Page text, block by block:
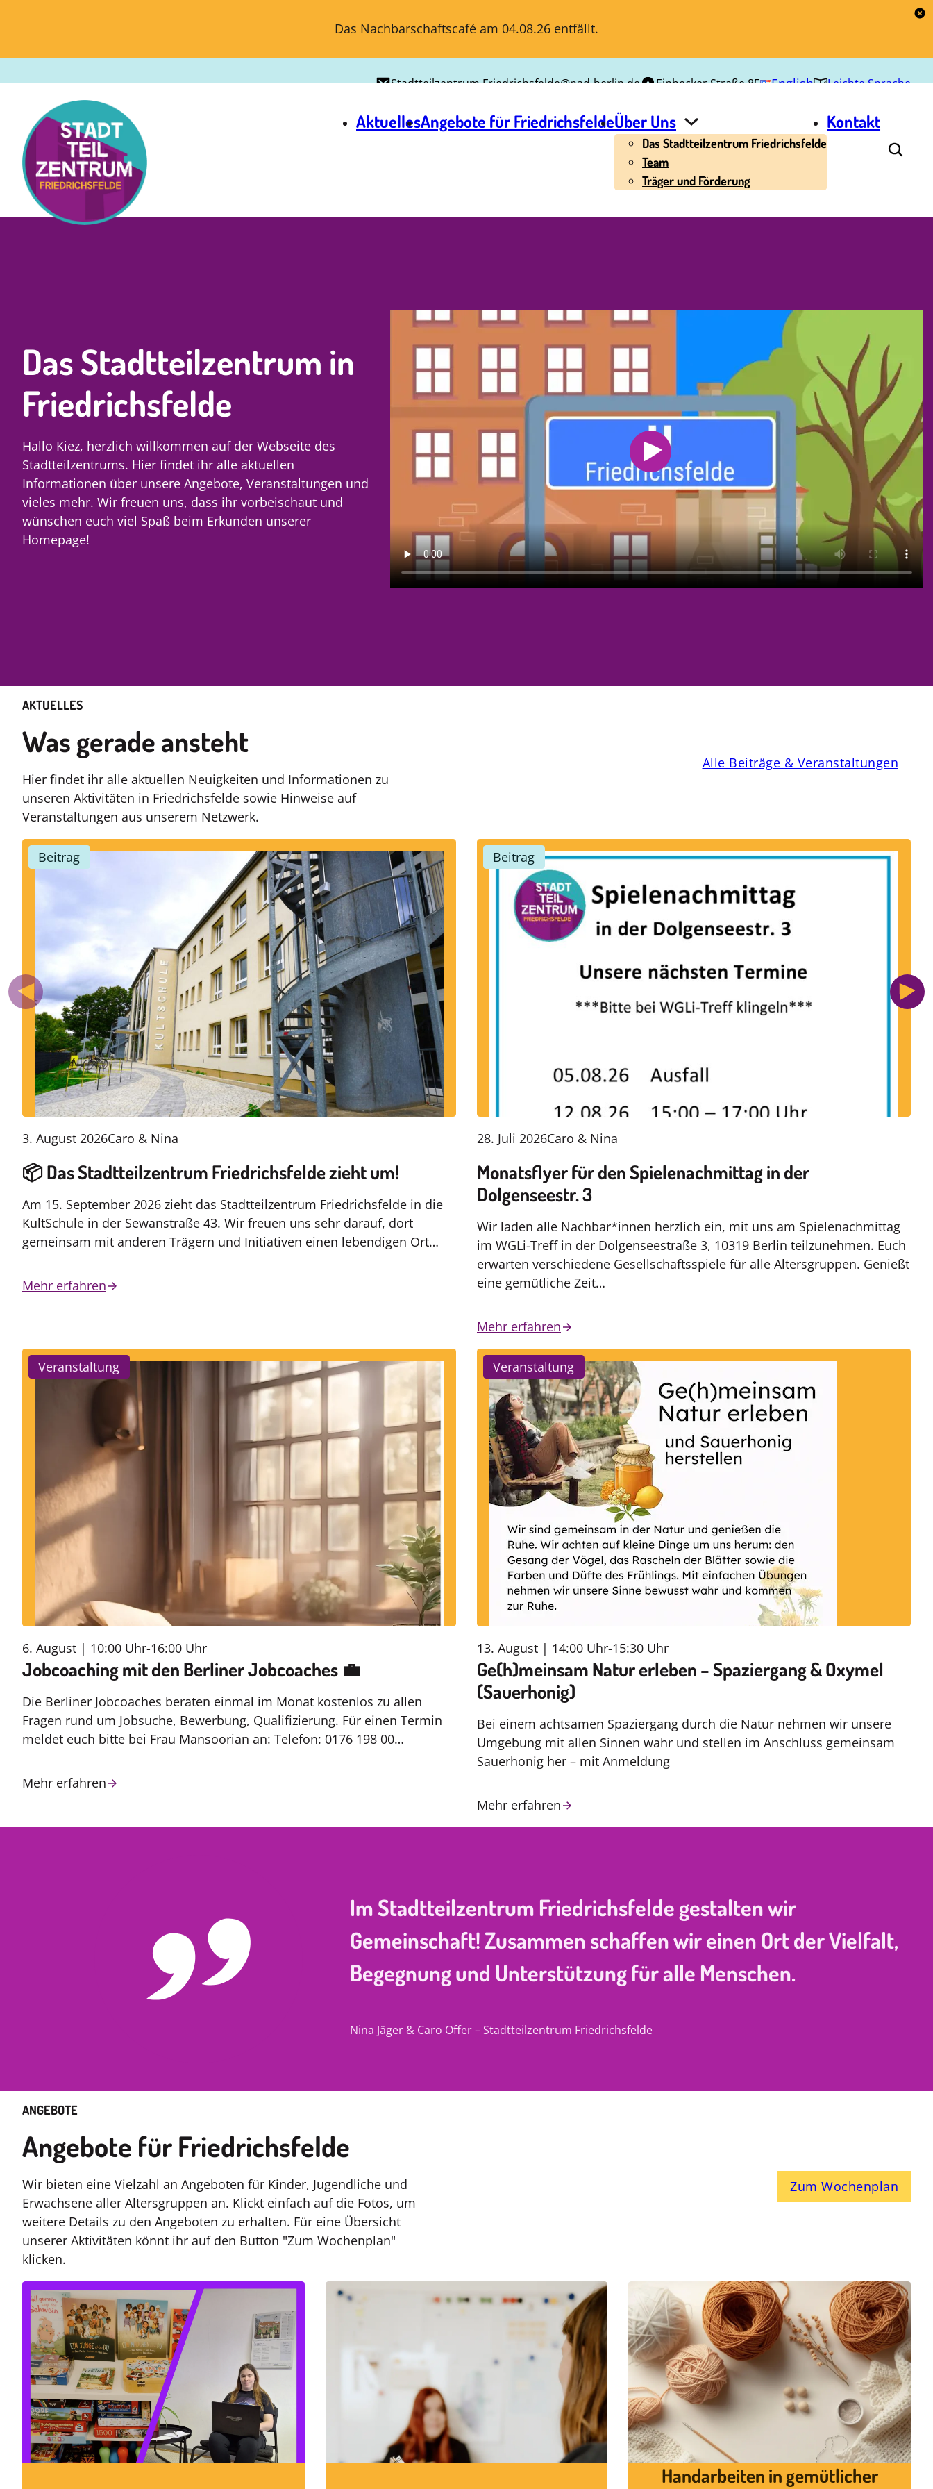
Das Nachbarschaftscafé am 04.08.26 entfällt.
Stadtteilzentrum.Friedrichsfelde@pad-berlin.de Einbecker Straße 85 English Leichte Sprache
AktuellesAngebote für FriedrichsfeldeÜber Uns
Das Stadtteilzentrum Friedrichsfelde
Team
Träger und Förderung
Kontakt
Das Stadtteilzentrum in
Friedrichsfelde
Hallo Kiez, herzlich willkommen auf der Webseite des
Stadtteilzentrums. Hier findet ihr alle aktuellen
Informationen über unsere Angebote, Veranstaltungen und
vieles mehr. Wir freuen uns, dass ihr vorbeischaut und
wünschen euch viel Spaß beim Erkunden unserer
Homepage!
Was gerade ansteht
AKTUELLES
Hier findet ihr alle aktuellen Neuigkeiten und Informationen zu
unseren Aktivitäten in Friedrichsfelde sowie Hinweise auf
Veranstaltungen aus unserem Netzwerk.
Alle Beiträge & Veranstaltungen
3. August 2026Caro & Nina
📦 Das Stadtteilzentrum Friedrichsfelde zieht um!
Am 15. September 2026 zieht das Stadtteilzentrum Friedrichsfelde in die
KultSchule in der Sewanstraße 43. Wir freuen uns sehr darauf, dort
gemeinsam mit anderen Trägern und Initiativen einen lebendigen Ort…
Mehr erfahren
Beitrag
28. Juli 2026Caro & Nina
Monatsflyer für den Spielenachmittag in der
Dolgenseestr. 3
Wir laden alle Nachbar*innen herzlich ein, mit uns am Spielenachmittag
im WGLi-Treff in der Dolgenseestraße 3, 10319 Berlin teilzunehmen. Euch
erwarten verschiedene Gesellschaftsspiele für alle Altersgruppen. Genießt
eine gemütliche Zeit…
Mehr erfahren
Beitrag
Jobcoaching mit den Berliner Jobcoaches 💼
6. August | 10:00 Uhr-16:00 Uhr
Die Berliner Jobcoaches beraten einmal im Monat kostenlos zu allen
Fragen rund um Jobsuche, Bewerbung, Qualifizierung. Für einen Termin
meldet euch bitte bei Frau Mansoorian an: Telefon: 0176 198 00…
Mehr erfahren
Veranstaltung
Ge(h)meinsam Natur erleben – Spaziergang & Oxymel
(Sauerhonig)
13. August | 14:00 Uhr-15:30 Uhr
Bei einem achtsamen Spaziergang durch die Natur nehmen wir unsere
Umgebung mit allen Sinnen wahr und stellen im Anschluss gemeinsam
Sauerhonig her – mit Anmeldung
Mehr erfahren
Veranstaltung
Im Stadtteilzentrum Friedrichsfelde gestalten wir
Gemeinschaft! Zusammen schaffen wir einen Ort der Vielfalt,
Begegnung und Unterstützung für alle Menschen.
Nina Jäger & Caro Offer – Stadtteilzentrum Friedrichsfelde
ANGEBOTE
Angebote für Friedrichsfelde
Wir bieten eine Vielzahl an Angeboten für Kinder, Jugendliche und
Erwachsene aller Altersgruppen an. Klickt einfach auf die Fotos, um
weitere Details zu den Angeboten zu erhalten. Für eine Übersicht
unserer Aktivitäten könnt ihr auf den Button "Zum Wochenplan"
klicken.
Zum Wochenplan
Handarbeiten in gemütlicher